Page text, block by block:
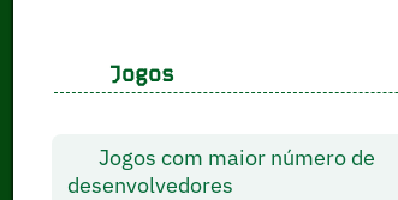
Jogos
Jogos com maior número de
desenvolvedores